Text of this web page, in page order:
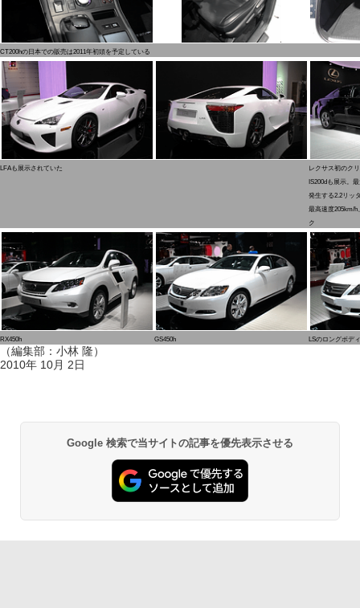
CT200hの日本での販売は2011年初頭を予定している
LFAも展示されていた
レクサス初のク
IS200dも展示。
発生する2.2リッ
最高速度205km/h
ク
RX450h GS450h LSのロングボデ
（編集部：小林 隆）
2010年 10月 2日
Google 検索で当サイトの記事を優先表示させる